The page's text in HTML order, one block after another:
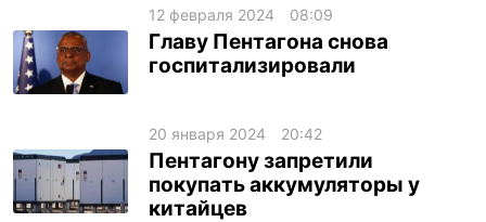
12 февраля 2024 08:09
Главу Пентагона снова
госпитализировали
20 января 2024 20:42
Пентагону запретили
покупать аккумуляторы у
китайцев